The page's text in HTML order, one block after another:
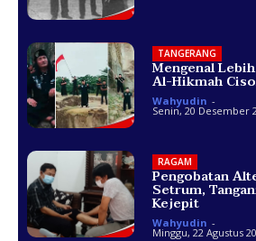
TANGERANG
Mengenal
Al-Hikmah
Wahyudin -
Senin, 20 Desember
RAGAM
Pengobatan
Setrum,
Kejepit
Wahyudin -
Minggu, 22 Agustus